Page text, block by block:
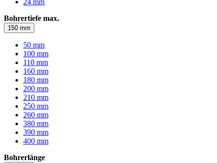
24 mm
Bohrertiefe max.
150 mm
50 mm
100 mm
110 mm
160 mm
180 mm
200 mm
210 mm
250 mm
260 mm
380 mm
390 mm
400 mm
Bohrerlänge